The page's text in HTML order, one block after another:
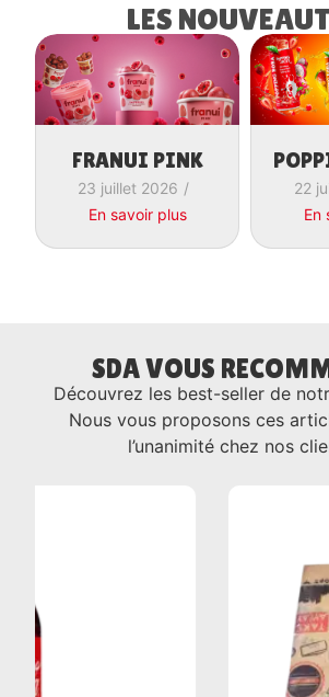
LES
FRANUI PINK
23 juillet 2026 /
En savoir plus
22
En
SDA VOUS
Découvrez les best-seller de
Nous vous proposons ces
l’unanimité chez nos